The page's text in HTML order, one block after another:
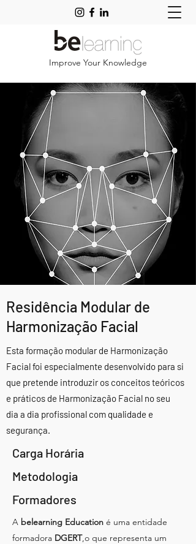
Improve Your Knowledge
Residência Modular de
Harmonização Facial
Esta formação modular de Harmonização
Facial foi especialmente desenvolvido para si
que pretende introduzir os conceitos teóricos
e práticos de Harmonização Facial no seu
dia a dia profissional com qualidade e
segurança.
Carga Horária
Metodologia
Formadores
A belearning Education é uma entidade
formadora DGERT,o que representa um